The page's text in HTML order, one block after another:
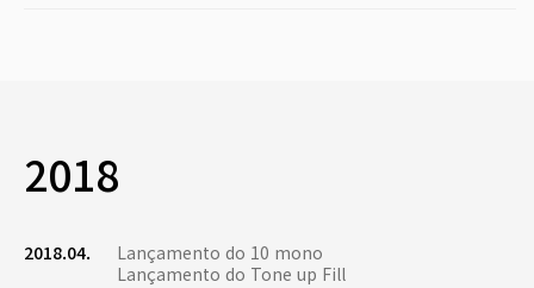
2018
2018.04.
Lançamento do 10 mono
Lançamento do Tone up Fill